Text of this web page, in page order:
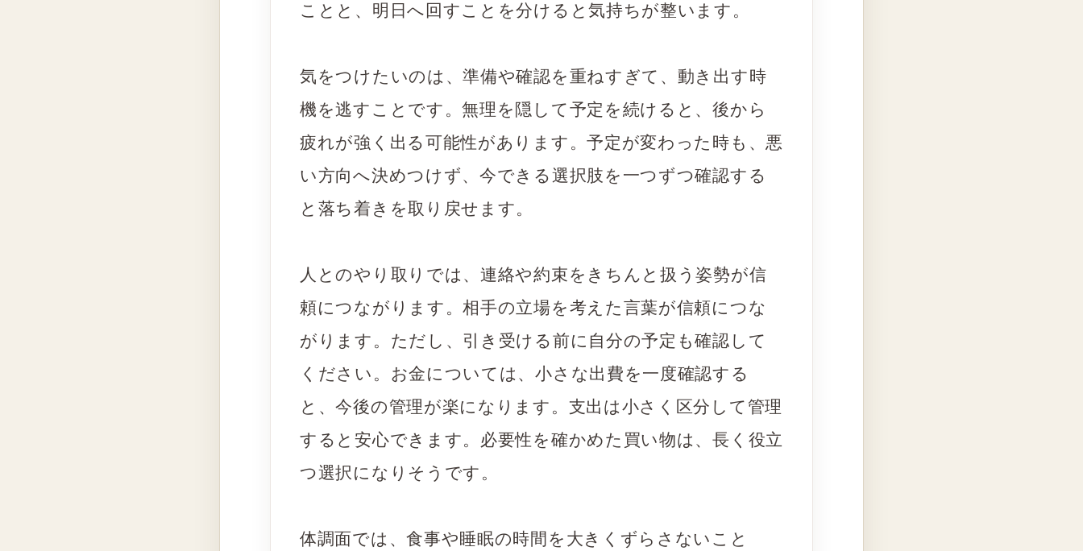
ことと、明日へ回すことを分けると気持ちが整います。
気をつけたいのは、準備や確認を重ねすぎて、動き出す時
機を逃すことです。無理を隠して予定を続けると、後から
疲れが強く出る可能性があります。予定が変わった時も、悪
い方向へ決めつけず、今できる選択肢を一つずつ確認する
と落ち着きを取り戻せます。
人とのやり取りでは、連絡や約束をきちんと扱う姿勢が信
頼につながります。相手の立場を考えた言葉が信頼につな
がります。ただし、引き受ける前に自分の予定も確認して
ください。お金については、小さな出費を一度確認する
と、今後の管理が楽になります。支出は小さく区分して管理
すると安心できます。必要性を確かめた買い物は、長く役立
つ選択になりそうです。
体調面では、食事や睡眠の時間を大きくずらさないこと